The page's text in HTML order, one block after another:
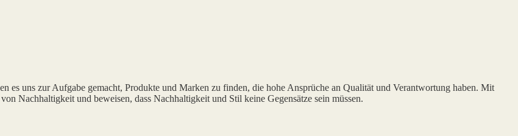
es uns zur Aufgabe gemacht, Produkte und Marken zu finden, die hohe Ansprüche an Qualität und Verantwortung haben. Mit
Nachhaltigkeit und beweisen, dass Nachhaltigkeit und Stil keine Gegensätze sein müssen.